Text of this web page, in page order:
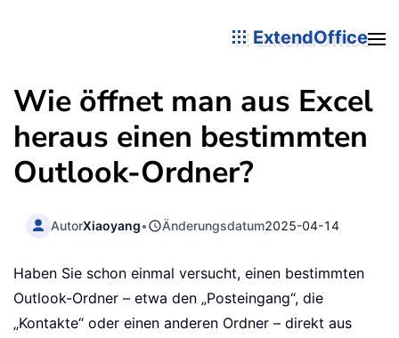
ExtendOffice
Wie öffnet man aus Excel
heraus einen bestimmten
Outlook-Ordner?
AutorXiaoyang• Änderungsdatum2025-04-14
Haben Sie schon einmal versucht, einen bestimmten
Outlook-Ordner – etwa den „Posteingang“, die
„Kontakte“ oder einen anderen Ordner – direkt aus